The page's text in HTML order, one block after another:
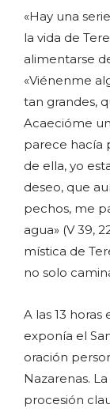
«Hay una
la vida de
alimentarse
«Viénenme
tan grandes,
Acaecióme
parece hacía
de ella, yo
deseo, que
pechos, me
agua» (V 39,
mística de
no solo
A las 13 horas
exponía el
oración
Nazarenas.
procesión